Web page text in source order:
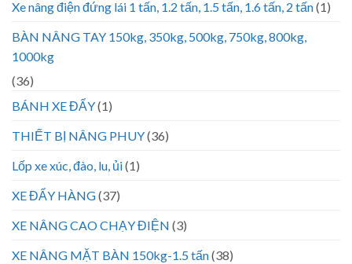
Xe nâng điện đứng lái 1 tấn, 1.2 tấn, 1.5 tấn, 1.6 tấn, 2 tấn(1)
BÀN NÂNG TAY 150kg, 350kg, 500kg, 750kg, 800kg,
1000kg
(36)
BÁNH XE ĐẨY(1)
THIẾT BỊ NÂNG PHUY(36)
Lốp xe xúc, đào, lu, ủi(1)
XE ĐẨY HÀNG(37)
XE NÂNG CAO CHẠY ĐIỆN (3)
XE NÂNG MẶT BÀN 150kg-1.5 tấn(38)